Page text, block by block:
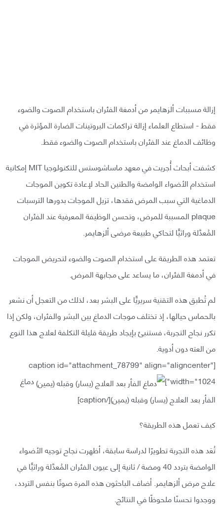
إزالة مسببات ألزهايمر من أدمغة الفئران باستخدام الصوت والضوء
فقط - استطاع العلماء إزالة تراكمات البروتينات الضارة المؤثرة في
وظائف الدماغ عند الفئران باستخدام الصوت والضوء فقط.
كشفت أبحاث أُجريت في معهد ماساشوستس للتكنولوجيا MIT إمكانية
استخدام الأضواء الوامضة والطنين الحاد لإعادة تكوين الموجات
الدماغية التي سبب المرض فقدها، تزيل الموجات بدورها الترسبات
plaque المسببة للمرض، وتحسن الوظيفة المعرفية عند الفئران
المُعدَّلة وراثيًّا لتحاكي طبيعة مرضى ألزهايمر.
تعتمد هذه الطريقة على استخدام الصوت والضوء لتحريض الموجات
في أدمغة الفئران، ما يساعد على مجابهة المرض.
لم تُطبق هذه التقنية سريريًّا على البشر بعد، لذلك من التعجل أن نشعر
بالحماس حيالها، إذ تختلف موجات الدماغ بين البشر والفئران، ولكن إذا
تكرر نجاح التجربة، فستنبئ بإيجاد طريقة قليلة التكلفة لعلاج هذا النوع
من العته دون أدوية.
[caption id="attachment_78799" align="aligncenter"
width="1024"]
دماغ
الفأر بعد العلاج (يسار) وقبله (يمين)[/caption]
كيف تعمل هذه الطريقة؟
تُعَد هذه التجربة تطويرًا لدراسة سابقة، أظهرت نجاح توجيه الأضواء
الوامضة بتردد 40 ومضة / ثانية إلى عيون الفئران المُعدَّلة وراثيًّا في
علاج مرض ألزهايمر. أضاف الباحثون هذه المرة صوتًا بنفس التردد،
ووجدوا تحسنًا ملحوظًا في النتائج.